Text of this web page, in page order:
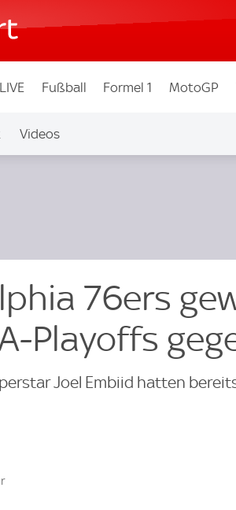
LIVE Fußball Formel 1 MotoGP
Videos
76ers
Playoffs
Joel Embiid hatten